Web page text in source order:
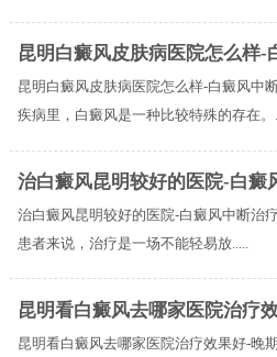
昆明白癜风皮肤病医院怎么样-
昆明白癜风皮肤病医院怎么样-白癜风中
疾病里，白癜风是一种比较特殊的存在。
治白癜风昆明较好的医院-白癜
治白癜风昆明较好的医院-白癜风中断治
患者来说，治疗是一场不能轻易放.....
昆明看白癜风去哪家医院治疗
昆明看白癜风去哪家医院治疗效果好-晚